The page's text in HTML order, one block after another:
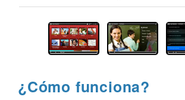
¿Cómo funciona?